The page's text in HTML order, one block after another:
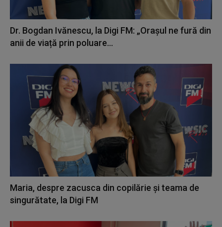
Dr. Bogdan Ivănescu, la Digi FM: „Orașul ne fură din
anii de viață prin poluare...
Maria, despre zacusca din copilărie și teama de
singurătate, la Digi FM